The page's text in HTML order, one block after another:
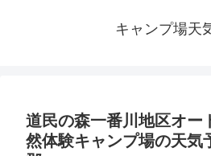
キャンプ場天
道民の森一番川地区オー
然体験キャンプ場の天気